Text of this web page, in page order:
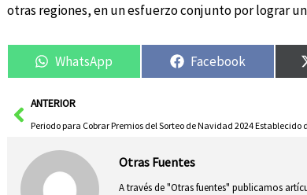
otras regiones, en un esfuerzo conjunto por lograr
WhatsApp Facebook
AntANTERIOR
Otras Fuentes
A través de "Otras fuentes" publicamos